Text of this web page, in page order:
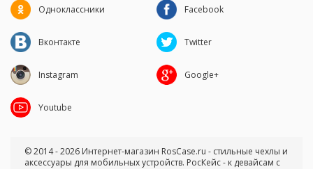
Одноклассники Facebook
Вконтакте Twitter
Instagram Google+
Youtube
© 2014 - 2026 Интернет-магазин RosCase.ru - стильные чехлы и
аксессуары для мобильных устройств. РосКейс - к девайсам с